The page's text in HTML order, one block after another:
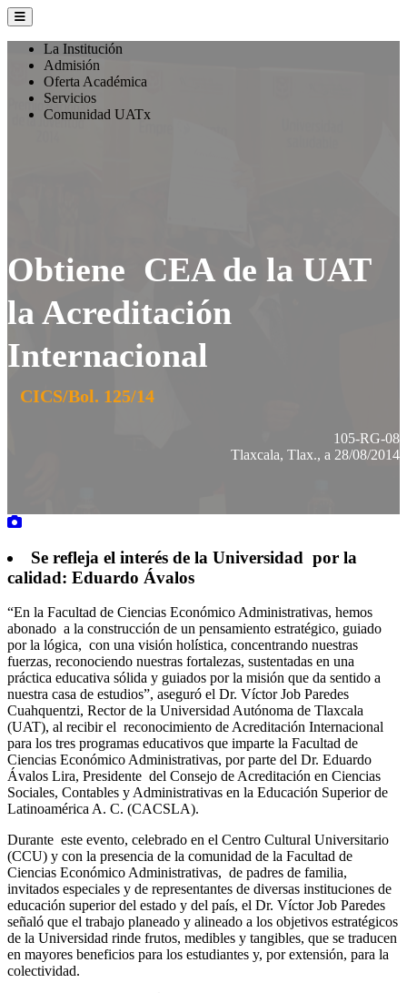
La Institución
Admisión
Oferta Académica
Servicios
Comunidad UATx
Obtiene CEA de la UAT
la Acreditación
Internacional
CICS/Bol. 125/14
105-RG-08
Tlaxcala, Tlax., a 28/08/2014
Se refleja el interés de la Universidad por la
calidad: Eduardo Ávalos
“En la Facultad de Ciencias Económico Administrativas, hemos
abonado a la construcción de un pensamiento estratégico, guiado
por la lógica, con una visión holística, concentrando nuestras
fuerzas, reconociendo nuestras fortalezas, sustentadas en una
práctica educativa sólida y guiados por la misión que da sentido a
nuestra casa de estudios”, aseguró el Dr. Víctor Job Paredes
Cuahquentzi, Rector de la Universidad Autónoma de Tlaxcala
(UAT), al recibir el reconocimiento de Acreditación Internacional
para los tres programas educativos que imparte la Facultad de
Ciencias Económico Administrativas, por parte del Dr. Eduardo
Ávalos Lira, Presidente del Consejo de Acreditación en Ciencias
Sociales, Contables y Administrativas en la Educación Superior de
Latinoamérica A. C. (CACSLA).
Durante este evento, celebrado en el Centro Cultural Universitario
(CCU) y con la presencia de la comunidad de la Facultad de
Ciencias Económico Administrativas, de padres de familia,
invitados especiales y de representantes de diversas instituciones de
educación superior del estado y del país, el Dr. Víctor Job Paredes
señaló que el trabajo planeado y alineado a los objetivos estratégicos
de la Universidad rinde frutos, medibles y tangibles, que se traducen
en mayores beneficios para los estudiantes y, por extensión, para la
colectividad.